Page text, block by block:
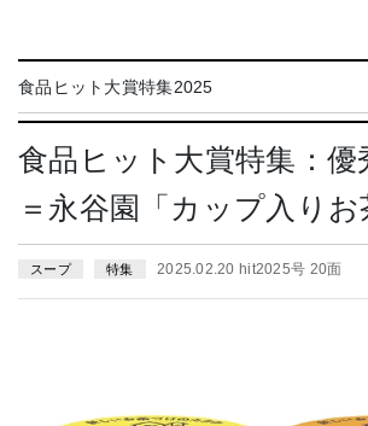
食品ヒット大賞特集2025
食品ヒット大賞特集：優
＝永谷園「カップ入りお
スープ 特集 2025.02.20 hit2025号 20面